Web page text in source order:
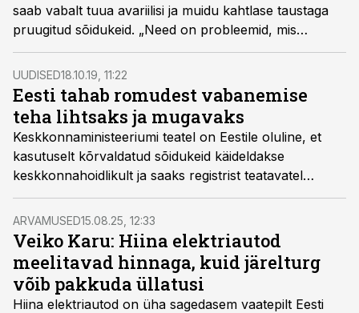
saab vabalt tuua avariilisi ja muidu kahtlase taustaga
pruugitud sõidukeid. „Need on probleemid, mis
vajaksid kiiresti lahendamist, kuid nendega automaksu
kavandades ei arvestata,“ nentis AMTELi tegevjuht
Meelis Telliskivi saates „Logistikauudised eetris.“
UUDISED18.10.19, 11:22
Eesti tahab romudest vabanemise
teha lihtsaks ja mugavaks
Keskkonnaministeeriumi teatel on Eestile oluline, et
kasutuselt kõrvaldatud sõidukeid käideldakse
keskkonnahoidlikult ja saaks registrist teatavatel
juhtudel kustutada ka ilma lammutustõendita. Seetõttu
esitab Eesti oma ettepanekud Euroopa Liidu
sellesisulise direktiivi kohta.
ARVAMUSED15.08.25, 12:33
Veiko Karu: Hiina elektriautod
meelitavad hinnaga, kuid järelturg
võib pakkuda üllatusi
Hiina elektriautod on üha sagedasem vaatepilt Eesti